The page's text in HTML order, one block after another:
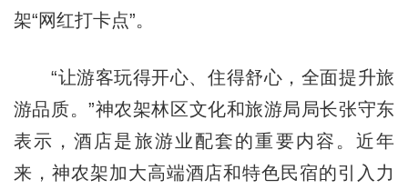
架“网红打卡点”。
“让游客玩得开心、住得舒心，全面提升旅
游品质。”神农架林区文化和旅游局局长张守东
表示，酒店是旅游业配套的重要内容。近年
来，神农架加大高端酒店和特色民宿的引入力